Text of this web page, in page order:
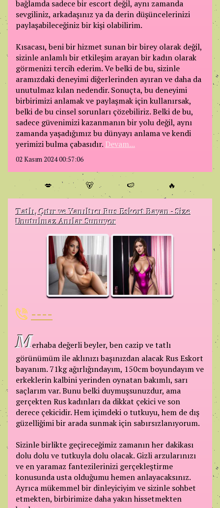
bağlamda sadece bir escort değil, aynı zamanda
sevgiliniz, arkadaşınız ya da derin düşüncelerinizi
paylaşabileceğiniz bir kişi olabilirim.
Kısacası, beni bir hizmet sunan bir birey olarak değil,
sizinle anlamlı bir etkileşim arayan bir kadın olarak
görmenizi tercih ederim. Ve belki de bu, sizinle
aramızdaki deneyimi diğerlerinden ayıran ve daha da
unutulmaz kılan nedendir. Sonuçta, bu deneyimi
birbirimizi anlamak ve paylaşmak için kullanırsak,
belki de bu cinsel sorunları çözebiliriz. Belki de bu,
sadece güvenimizi kazanmanın bir yolu değil, aynı
zamanda yaşadığımız bu dünyayı anlama ve kendi
yerimizi bulma çabasıdır. Devam...
02 Kasım 2024 00:57:06
💋 🐻 🍉 🔥
Tatlı, Çıtır ve Yanıltıcı Rus Eskort Bayan - Size
Unutulmaz Anılar Sunuyor
----
Merhaba değerli beyler, ben cazip ve tatlı
görünümüm ile aklınızı başınızdan alacak Rus Eskort
bayanım. 71kg ağırlığındayım, 150cm boyundayım ve
erkeklerin kalbini yerinden oynatan bakımlı, sarı
saçlarım var. Bunu belki duymuşsunuzdur, ama
gerçekten Rus kadınları da dikkat çekici ve son
derece çekicidir. Hem içimdeki o tutkuyu, hem de dış
güzelliğimi bir arada sunmak için sabırsızlanıyorum.
Sizinle birlikte geçireceğimiz zamanın her dakikası
dolu dolu ve tutkuyla dolu olacak. Gizli arzularınızı
ve en yaramaz fantezilerinizi gerçekleştirme
konusunda usta olduğumu hemen anlayacaksınız.
Ayrıca mükemmel bir dinleyiciyim ve sizinle sohbet
etmekten, birbirimize daha yakın hissetmekten